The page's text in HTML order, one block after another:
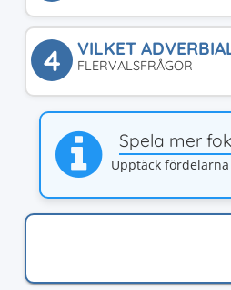
4 VILKET
FLERVALSFRÅGOR
Spela mer
Upptäck